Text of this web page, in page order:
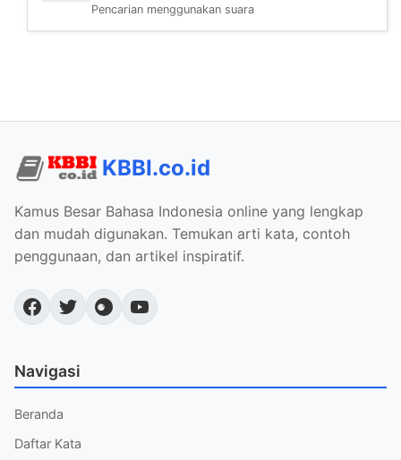
Pencarian menggunakan suara
KBBI.co.id
Kamus Besar Bahasa Indonesia online yang lengkap
dan mudah digunakan. Temukan arti kata, contoh
penggunaan, dan artikel inspiratif.
Navigasi
Beranda
Daftar Kata